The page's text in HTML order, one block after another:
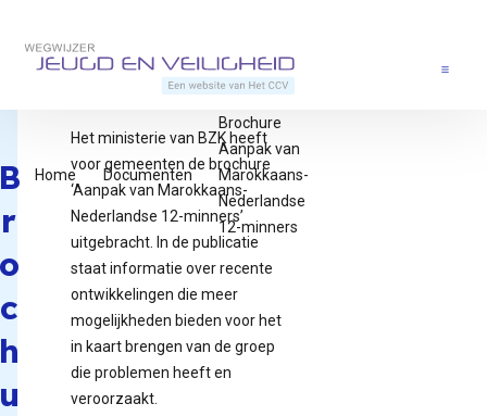
Terug naar de startpagina
r
c
Home Documenten
Brochure
Aanpak van
Marokkaans-
Nederlandse
12-minners
Het ministerie van BZK heeft
voor gemeenten de brochure
‘Aanpak van Marokkaans-
Nederlandse 12-minners’
uitgebracht. In de publicatie
staat informatie over recente
ontwikkelingen die meer
mogelijkheden bieden voor het
in kaart brengen van de groep
die problemen heeft en
veroorzaakt.